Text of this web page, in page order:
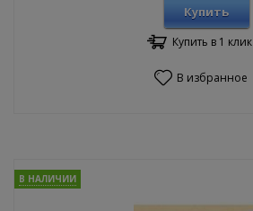
Купить
Купить в 1 клик
В избранное
В НАЛИЧИИ